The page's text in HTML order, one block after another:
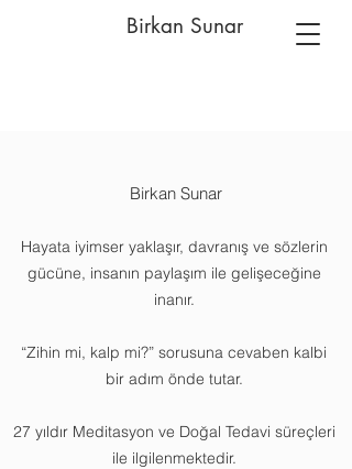
Birkan Sunar
Birkan Sunar
Hayata iyimser yaklaşır, davranış ve sözlerin
gücüne, insanın paylaşım ile gelişeceğine
inanır.
“Zihin mi, kalp mi?” sorusuna cevaben kalbi
bir adım önde tutar.
27 yıldır Meditasyon ve Doğal Tedavi süreçleri
ile ilgilenmektedir.